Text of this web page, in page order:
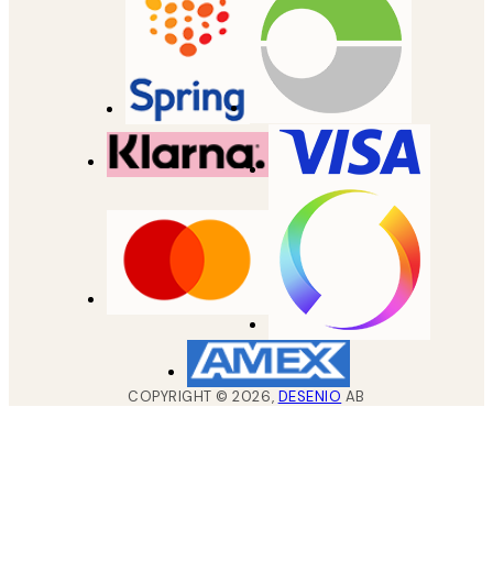
COPYRIGHT ©2026, DESENIO AB